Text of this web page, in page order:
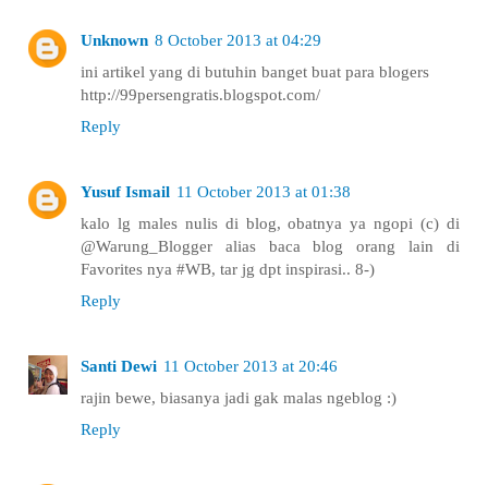
Unknown 8 October 2013 at 04:29
ini artikel yang di butuhin banget buat para blogers
http://99persengratis.blogspot.com/
Reply
Yusuf Ismail 11 October 2013 at 01:38
kalo lg males nulis di blog, obatnya ya ngopi (c) di
@Warung_Blogger alias baca blog orang lain di
Favorites nya #WB, tar jg dpt inspirasi.. 8-)
Reply
Santi Dewi 11 October 2013 at 20:46
rajin bewe, biasanya jadi gak malas ngeblog :)
Reply